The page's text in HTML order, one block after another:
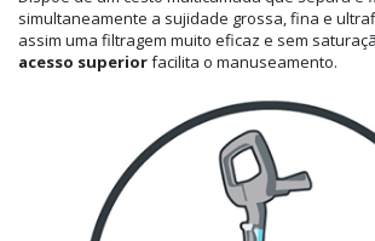
simultaneamente a sujidade grossa, fina e
assim uma filtragem muito eficaz e sem
acesso superiorfacilita o manuseamento.